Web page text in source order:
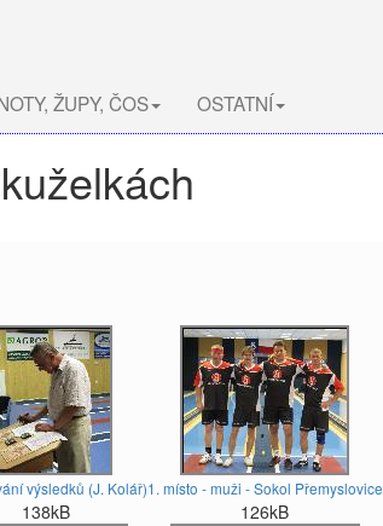
ŽUPY, ČOS OSTATNÍ
výsledků (J. Kolář)
138kB
1. místo - muži - Sokol Přemyslovice
126kB